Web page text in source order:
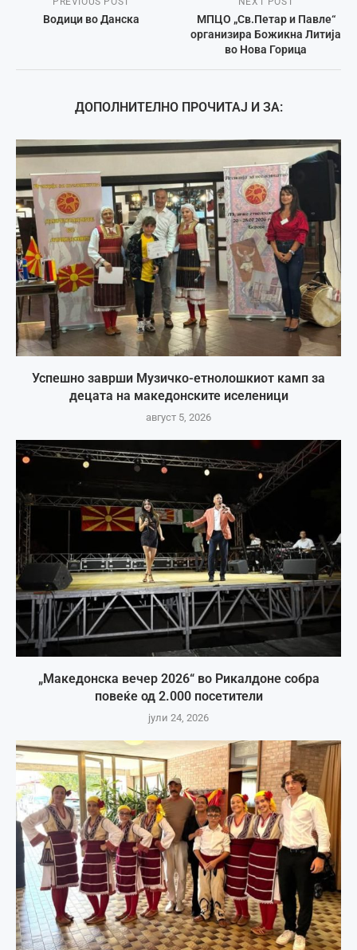
Водици во Данска
МПЦО „Св.Петар и Павле“
организира Божикна Литија
во Нова Горица
ДОПОЛНИТЕЛНО ПРОЧИТАЈ И ЗА:
Успешно заврши Музичко-етнолошкиот камп за
децата на македонските иселеници
август 5, 2026
„Македонска вечер 2026“ во Рикалдоне собра
повеќе од 2.000 посетители
јули 24, 2026